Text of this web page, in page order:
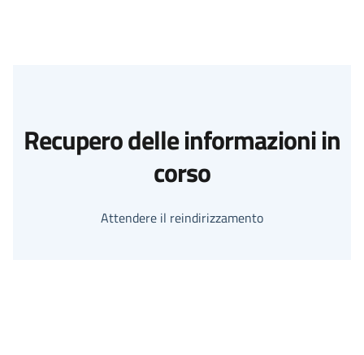
Recupero delle informazioni in
corso
Attendere il reindirizzamento